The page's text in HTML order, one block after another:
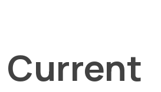
Current